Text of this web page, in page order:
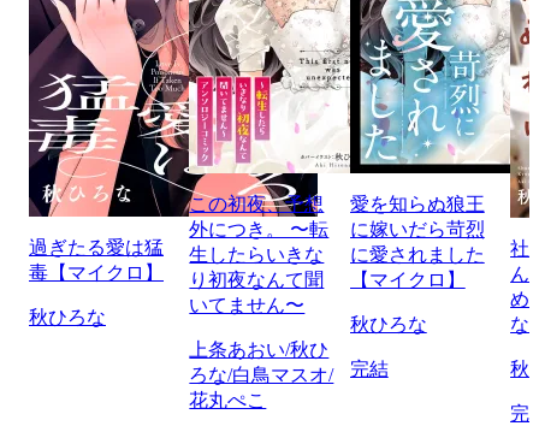
過ぎたる愛は猛
毒【マイクロ】
秋ひろな
この初夜、予想
外につき。 〜転
生したらいきな
り初夜なんて聞
いてません〜
上条あおい/秋ひ
ろな/白鳥マスオ/
花丸ぺこ
愛を知らぬ狼王
に嫁いだら苛烈
に愛されました
【マイクロ】
秋ひろな
完結
社
ん
め
な
秋
完